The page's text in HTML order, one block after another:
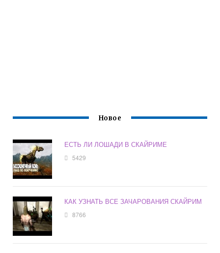
Новое
ЕСТЬ ЛИ ЛОШАДИ В СКАЙРИМЕ
5429
КАК УЗНАТЬ ВСЕ ЗАЧАРОВАНИЯ СКАЙРИМ
8766